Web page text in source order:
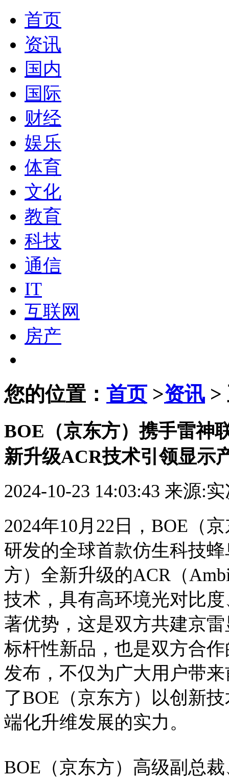
首页
资讯
国内
国际
财经
娱乐
体育
文化
教育
科技
通信
IT
互联网
房产
您的位置： 首页 >资讯 >
BOE（京东方）携手雷神
新升级ACR技术引领显示
2024-10-23 14:03:43 来源:
2024年10月22日，BOE（
研发的全球首款仿生科技
方）全新升级的ACR（
技术，具有高环境光对比
著优势，这是双方共建京
标杆性新品，也是双方合
发布，不仅为广大用户带
了BOE（京东方）以创新
端化升维发展的实力。
BOE（京东方）高级副总